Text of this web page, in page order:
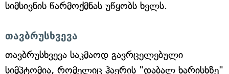
სიმსივნის წარმოქმნას უწყობს ხელს.
თავბრუსხვევა
თავბრუსხვევა საკმაოდ გავრცელებული
სიმპტომია, რომელიც ჰაერის "დაბალ ხარისხზე"